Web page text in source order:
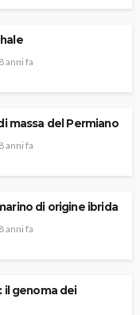
8 anni fa
massa del Permiano
8 anni fa
di origine ibrida
8 anni fa
il genoma dei